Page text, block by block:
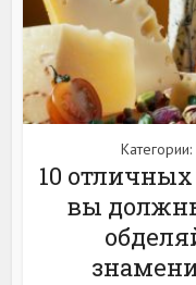
Категории:
10
вы